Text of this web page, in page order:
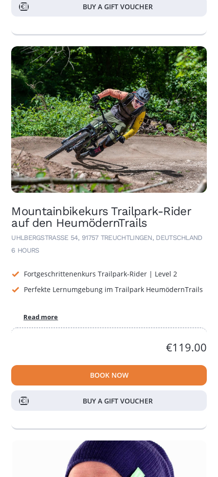
BUY A GIFT VOUCHER
Mountainbikekurs Trailpark-Rider
auf den HeumödernTrails
UHLBERGSTRASSE 54, 91757 TREUCHTLINGEN, DEUTSCHLAND
6 HOURS
Fortgeschrittenenkurs Trailpark-Rider | Level 2
Perfekte Lernumgebung im Trailpark HeumödernTrails
Read more
€119.00
BOOK NOW
BUY A GIFT VOUCHER